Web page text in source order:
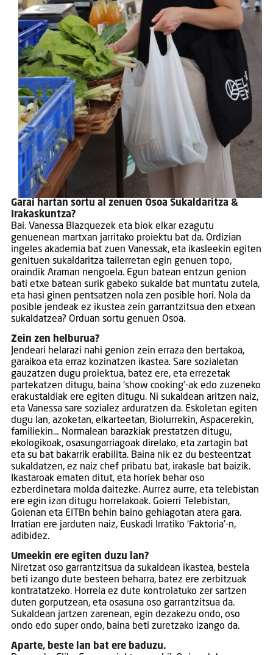
Garai hartan sortu al zenuen Osoa Sukaldaritza &
Irakaskuntza?
Bai. Vanessa Blazquezek eta biok elkar ezagutu
genuenean martxan jarritako proiektu bat da. Ordizian
ingeles akademia bat zuen Vanessak, eta ikasleekin egiten
genituen sukaldaritza tailerretan egin genuen topo,
oraindik Araman nengoela. Egun batean entzun genion
bati etxe batean surik gabeko sukalde bat muntatu zutela,
eta hasi ginen pentsatzen nola zen posible hori. Nola da
posible jendeak ez ikustea zein garrantzitsua den etxean
sukaldatzea? Orduan sortu genuen Osoa.
Zein zen helburua?
Jendeari helarazi nahi genion zein erraza den bertakoa,
garaikoa eta erraz kozinatzen ikastea. Sare sozialetan
gauzatzen dugu proiektua, batez ere, eta errezetak
partekatzen ditugu, baina ‘show cooking’-ak edo zuzeneko
erakustaldiak ere egiten ditugu. Ni sukaldean aritzen naiz,
eta Vanessa sare sozialez arduratzen da. Eskoletan egiten
dugu lan, azoketan, elkarteetan, Biolurrekin, Aspacerekin,
familiekin… Normalean barazkiak prestatzen ditugu,
ekologikoak, osasungarriagoak direlako, eta zartagin bat
eta su bat bakarrik erabilita. Baina nik ez du besteentzat
sukaldatzen, ez naiz chef pribatu bat, irakasle bat baizik.
Ikastaroak ematen ditut, eta horiek behar oso
ezberdinetara molda daitezke. Aurrez aurre, eta telebistan
ere egin izan ditugu horrelakoak. Goierri Telebistan,
Goienan eta EITBn behin baino gehiagotan atera gara.
Irratian ere jarduten naiz, Euskadi Irratiko ‘Faktoria’-n,
adibidez.
Umeekin ere egiten duzu lan?
Niretzat oso garrantzitsua da sukaldean ikastea, bestela
beti izango dute besteen beharra, batez ere zerbitzuak
kontratatzeko. Horrela ez dute kontrolatuko zer sartzen
duten gorputzean, eta osasuna oso garrantzitsua da.
Sukaldean jartzen zarenean, egin dezakezu ondo, oso
ondo edo super ondo, baina beti zuretzako izango da.
Aparte, beste lan bat ere baduzu.